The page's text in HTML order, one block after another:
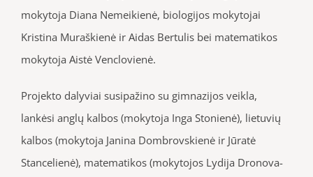
mokytoja Diana Nemeikienė, biologijos mokytojai
Kristina Muraškienė ir Aidas Bertulis bei matematikos
mokytoja Aistė Venclovienė.
Projekto dalyviai susipažino su gimnazijos veikla,
lankėsi anglų kalbos (mokytoja Inga Stonienė), lietuvių
kalbos (mokytoja Janina Dombrovskienė ir Jūratė
Stancelienė), matematikos (mokytojos Lydija Dronova-